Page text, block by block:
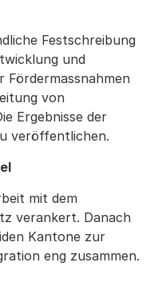
Festschreibung
und
von
Ergebnisse der
veröffentlichen.
mit dem
verankert. Danach
Kantone zur
eng zusammen.